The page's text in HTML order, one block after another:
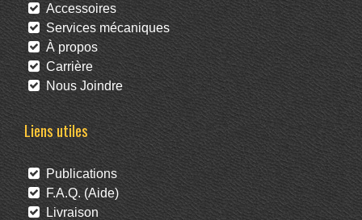
Accessoires
Services mécaniques
À propos
Carrière
Nous Joindre
Liens utiles
Publications
F.A.Q. (Aide)
Livraison